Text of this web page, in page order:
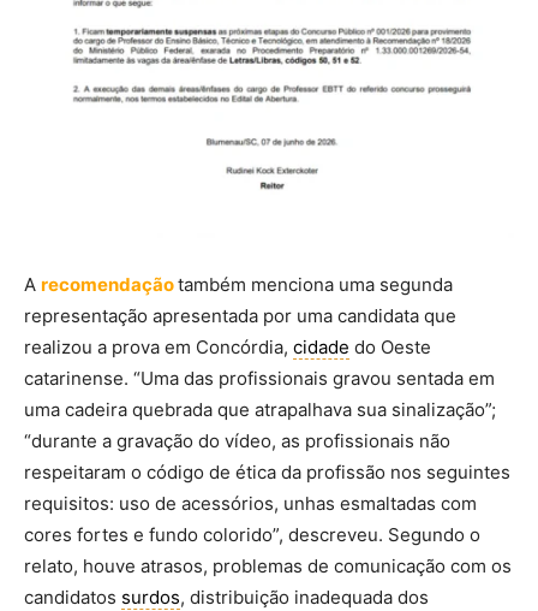
A recomendaçãotambém menciona uma segunda
representação apresentada por uma candidata que
realizou a prova em Concórdia, cidade do Oeste
catarinense. “Uma das profissionais gravou sentada em
uma cadeira quebrada que atrapalhava sua sinalização”;
“durante a gravação do vídeo, as profissionais não
respeitaram o código de ética da profissão nos seguintes
requisitos: uso de acessórios, unhas esmaltadas com
cores fortes e fundo colorido”, descreveu. Segundo o
relato, houve atrasos, problemas de comunicação com os
candidatos surdos, distribuição inadequada dos